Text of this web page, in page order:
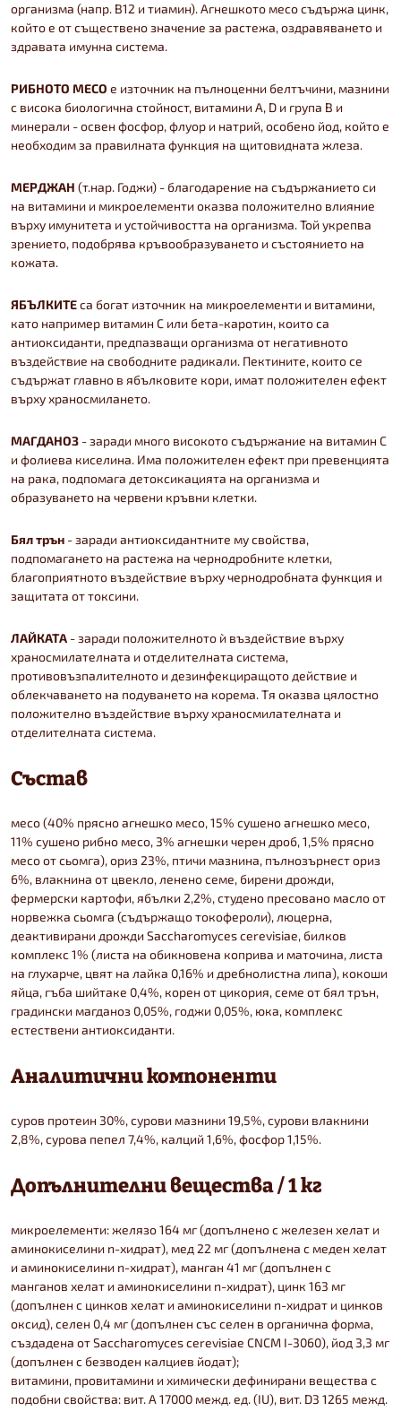
организма (напр. В12 и тиамин). Агнешкото месо съдържа цинк,
който е от съществено значение за растежа, оздравяването и
здравата имунна система.
РИБНОТО МЕСО е източник на пълноценни белтъчини, мазнини
с висока биологична стойност, витамини А, D и група В и
минерали - освен фосфор, флуор и натрий, особено йод, който е
необходим за правилната функция на щитовидната жлеза.
МЕРДЖАН (т.нар. Годжи) - благодарение на съдържанието си
на витамини и микроелементи оказва положително влияние
върху имунитета и устойчивостта на организма. Той укрепва
зрението, подобрява кръвообразуването и състоянието на
кожата.
ЯБЪЛКИТЕса богат източник на микроелементи и витамини,
като например витамин С или бета-каротин, които са
антиоксиданти, предпазващи организма от негативното
въздействие на свободните радикали. Пектините, които се
съдържат главно в ябълковите кори, имат положителен ефект
върху храносмилането.
МАГДАНОЗ - заради много високото съдържание на витамин С
и фолиева киселина. Има положителен ефект при превенцията
на рака, подпомага детоксикацията на организма и
образуването на червени кръвни клетки.
Бял трън - заради антиоксидантните му свойства,
подпомагането на растежа на чернодробните клетки,
благоприятното въздействие върху чернодробната функция и
защитата от токсини.
ЛАЙКАТА - заради положителното ѝ въздействие върху
храносмилателната и отделителната система,
противовъзпалителното и дезинфекциращото действие и
облекчаването на подуването на корема. Тя оказва цялостно
положително въздействие върху храносмилателната и
отделителната система.
Състав
месо (40% прясно агнешко месо, 15% сушено агнешко месо,
11% сушено рибно месо, 3% агнешки черен дроб, 1,5% прясно
месо от сьомга), ориз 23%, птичи мазнина, пълнозърнест ориз
6%, влакнина от цвекло, ленено семе, бирени дрожди,
фермерски картофи, ябълки 2,2%, студено пресовано масло от
норвежка сьомга (съдържащо токофероли), люцерна,
деактивирани дрожди Saccharomyces cerevisiae, билков
комплекс 1% (листа на обикновена коприва и маточина, листа
на глухарче, цвят на лайка 0,16% и дребнолистна липа), кокоши
яйца, гъба шийтаке 0,4%, корен от цикория, семе от бял трън,
градински магданоз 0,05%, годжи 0,05%, юка, комплекс
естествени антиоксиданти.
Аналитични компоненти
суров протеин 30%, сурови мазнини 19,5%, сурови влакнини
2,8%, сурова пепел 7,4%, калций 1,6%, фосфор 1,15%.
Допълнителни вещества / 1 кг
микроелементи: желязо 164 мг (допълнено с железен хелат и
аминокиселини n-хидрат), мед 22 мг (допълнена с меден хелат
и аминокиселини n-хидрат), манган 41 мг (допълнен с
манганов хелат и аминокиселини n-хидрат), цинк 163 мг
(допълнен с цинков хелат и аминокиселини n-хидрат и цинков
оксид), селен 0,4 мг (допълнен със селен в органична форма,
създадена от Saccharomyces cerevisiae CNCM I-3060), йод 3,3 мг
(допълнен с безводен калциев йодат);
витамини, провитамини и химически дефинирани вещества с
подобни свойства: вит. А 17000 межд. ед. (IU), вит. D3 1265 межд.